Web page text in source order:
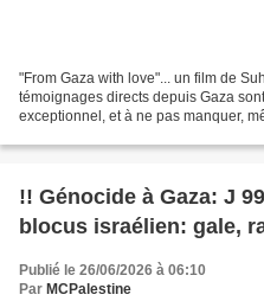
"From Gaza with love"... un film de
témoignages directs depuis Gaza
exceptionnel, et à ne pas manquer,
!! Génocide à Gaza: J
blocus israélien: gale,
Publié le 26/06/2026 à 06:10
Par MCPalestine